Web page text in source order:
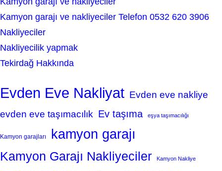
Kamyon garajı ve nakliyeciler Telefon 0532 620 3906
Nakliyeciler
Nakliyecilik yapmak
Tekirdağ Hakkında
Evden Eve Nakliyat Evden eve nakliye
evden eve taşımacılık Ev taşıma eşya taşımacılığı
Kamyon garajları kamyon garajı
Kamyon Garajı Nakliyeciler Kamyon Nakliye